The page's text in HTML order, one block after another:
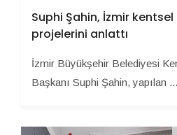
Suphi Şahin, İzmir
projelerini anlattı
İzmir Büyükşehir Belediyesi
Başkanı Suphi Şahin, yapılan ...